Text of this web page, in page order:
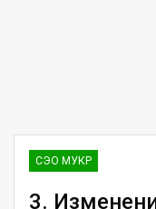
СЭО МУКР
3.